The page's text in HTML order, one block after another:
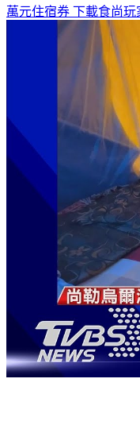
萬元住宿券 下載食尚玩